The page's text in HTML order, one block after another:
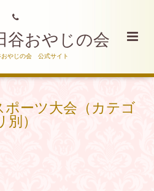
谷おやじの会
おやじの会 公式サイト
ポーツ大会（カテゴ
別）